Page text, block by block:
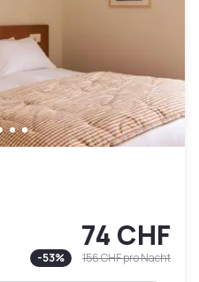
74 CHF
-53% 156 CHFpro Nacht